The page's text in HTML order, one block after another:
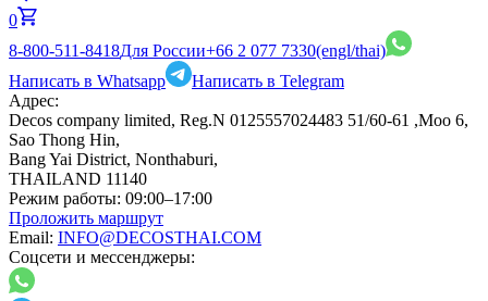
0
8-800-511-8418Для России+66 2 077 7330(engl/thai)
Написать в Whatsapp
Написать в Telegram
Адрес:
Decos company limited, Reg.N 0125557024483 51/60-61 ,Moo 6,
Sao Thong Hin,
Bang Yai District, Nonthaburi,
THAILAND 11140
Режим работы: 09:00–17:00
Проложить маршрут
Email: INFO@DECOSTHAI.COM
Соцсети и мессенджеры: